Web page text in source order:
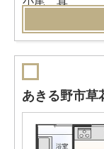
あきる野市